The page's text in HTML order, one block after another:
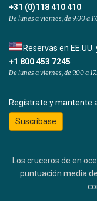
+31 (0)118 410 410
De lunes a viernes, de 9:00 a
Reservas en
+1 800 453 7245
De lunes a viernes, de 9.00 a
Regístrate y mantente
Suscríbase
Los cruceros de en
puntuación media de